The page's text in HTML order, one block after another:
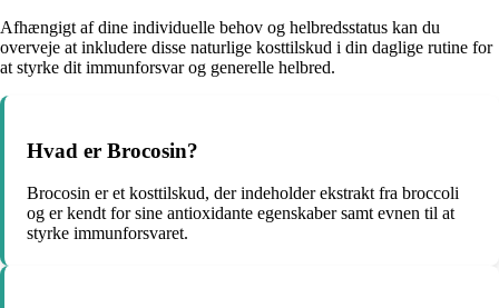
Afhængigt af dine individuelle behov og helbredsstatus kan du
overveje at inkludere disse naturlige kosttilskud i din daglige rutine for
at styrke dit immunforsvar og generelle helbred.
Hvad er Brocosin?
Brocosin er et kosttilskud, der indeholder ekstrakt fra broccoli
og er kendt for sine antioxidante egenskaber samt evnen til at
styrke immunforsvaret.